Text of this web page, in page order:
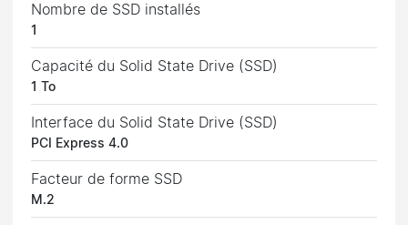
Nombre de SSD installés
1
Capacité du Solid State Drive (SSD)
1 To
Interface du Solid State Drive (SSD)
PCI Express 4.0
Facteur de forme SSD
M.2